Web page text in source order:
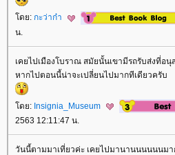
ดย: กะว่าก๋า
น.
เคยไปเมืองโบราณ สมัยนั้นเขามีรถรับส่งที่อ
หากไปตอนนี้น่าจะเปลี่ยนไปมากทีเดียวครับ
ดย: Insignia_Museum
2563 12:11:47 น.
วันนี้ตามมาเที่ยวค่ะ เคยไปมานานนนนนนม